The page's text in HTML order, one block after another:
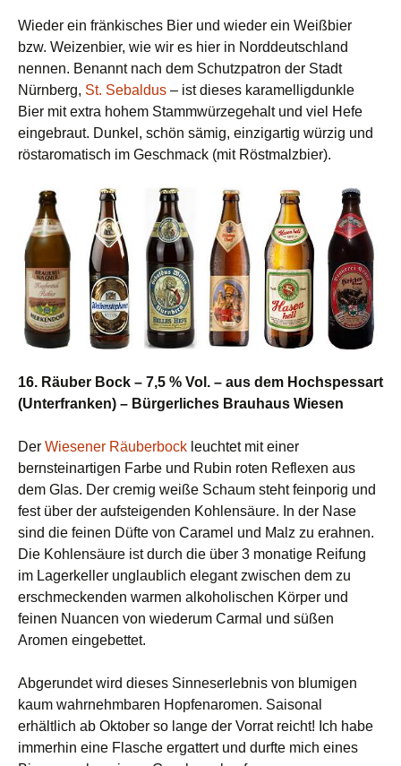
Wieder ein fränkisches Bier und wieder ein Weißbier
bzw. Weizenbier, wie wir es hier in Norddeutschland
nennen. Benannt nach dem Schutzpatron der Stadt
Nürnberg, St. Sebaldus – ist dieses karamelligdunkle
Bier mit extra hohem Stammwürzegehalt und viel Hefe
eingebraut. Dunkel, schön sämig, einzigartig würzig und
röstaromatisch im Geschmack (mit Röstmalzbier).
16. Räuber Bock – 7,5 % Vol. – aus dem Hochspessart
(Unterfranken) – Bürgerliches Brauhaus Wiesen
Der Wiesener Räuberbock leuchtet mit einer
bernsteinartigen Farbe und Rubin roten Reflexen aus
dem Glas. Der cremig weiße Schaum steht feinporig und
fest über der aufsteigenden Kohlensäure. In der Nase
sind die feinen Düfte von Caramel und Malz zu erahnen.
Die Kohlensäure ist durch die über 3 monatige Reifung
im Lagerkeller unglaublich elegant zwischen dem zu
erschmeckenden warmen alkoholischen Körper und
feinen Nuancen von wiederum Carmal und süßen
Aromen eingebettet.
Abgerundet wird dieses Sinneserlebnis von blumigen
kaum wahrnehmbaren Hopfenaromen. Saisonal
erhältlich ab Oktober so lange der Vorrat reicht! Ich habe
immerhin eine Flasche ergattert und durfte mich eines